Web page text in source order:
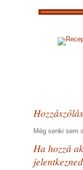
Még senki sem
Ha hozzá